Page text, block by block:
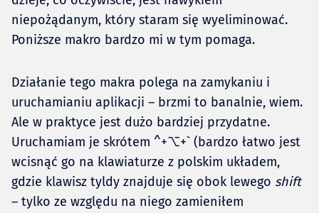
niepożądanym, który staram się wyeliminować.
Poniższe makro bardzo mi w tym pomaga.
Działanie tego makra polega na zamykaniu i
uruchamianiu aplikacji – brzmi to banalnie, wiem.
Ale w praktyce jest dużo bardziej przydatne.
Uruchamiam je skrótem ^+⌥+` (bardzo łatwo jest
wcisnąć go na klawiaturze z polskim układem,
gdzie klawisz tyldy znajduje się obok lewego shift
– tylko ze względu na niego zamieniłem